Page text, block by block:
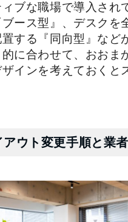
ブな職場で導入され
ース型』、デスクを
する『同向型』など
に合わせて、おおま
ザインを考えておくと
アウト変更手順と業